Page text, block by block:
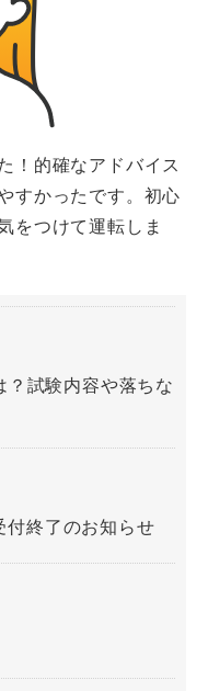
！的確なアドバイス
すかったです。初心
をつけて運転しま
試験内容や落ちな
付終了のお知らせ